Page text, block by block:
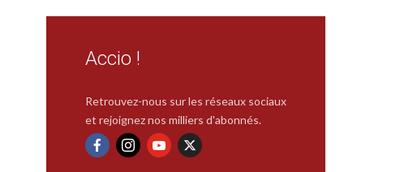
Accio !
Retrouvez-nous sur les réseaux sociaux
et rejoignez nos milliers d'abonnés.